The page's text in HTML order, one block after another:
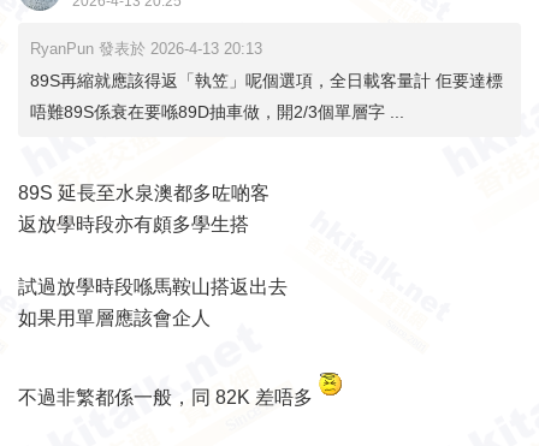
RyanPun 發表於 2026-4-13 20:13
89S再縮就應該得返「執笠」呢個選項，全日載客量計 佢要達標
唔難89S係衰在要喺89D抽車做，開2/3個單層字 ...
89S 延長至水泉澳都多咗啲客
返放學時段亦有頗多學生搭
試過放學時段喺馬鞍山搭返出去
如果用單層應該會企人
不過非繁都係一般，同 82K 差唔多